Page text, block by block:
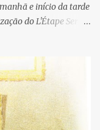
e início da tarde
do L'Étape Serra
terá percursos
Monte Alegre
dos
rodovias e estradas
ao longo da prova.